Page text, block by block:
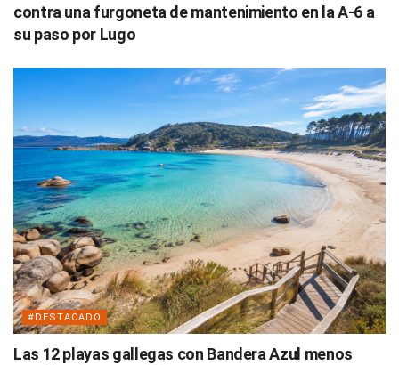
contra una furgoneta de mantenimiento en la A-6 a
su paso por Lugo
#DESTACADO
Las 12 playas gallegas con Bandera Azul menos